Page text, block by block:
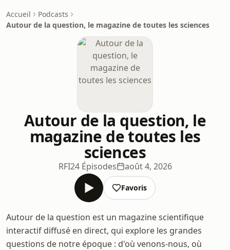
Accueil
Podcasts
Autour de la question, le magazine de toutes les sciences
Autour de la question, le
magazine de toutes les
sciences
RFI24 Épisodes août 4, 2026
Favoris
Autour de la question est un magazine scientifique
interactif diffusé en direct, qui explore les grandes
questions de notre époque : d'où venons-nous, où